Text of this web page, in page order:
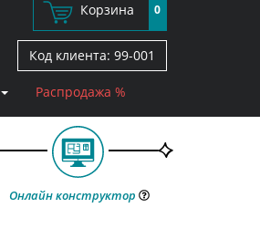
Корзина 0
Код клиента: 99-001
Распродажа %
Онлайн конструктор